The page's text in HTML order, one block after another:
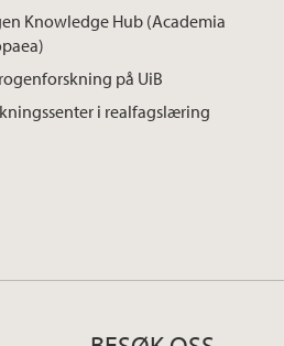
Knowledge Hub (Academia
på UiB
i realfagslæring